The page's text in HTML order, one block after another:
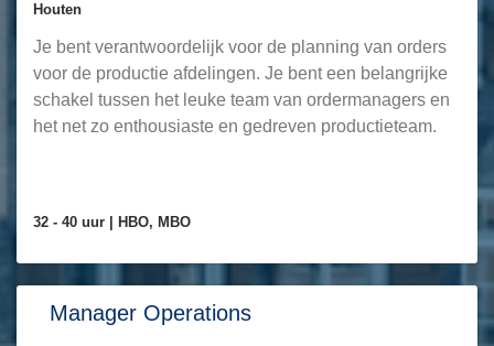
Houten
Je bent verantwoordelijk voor de planning van orders
voor de productie afdelingen. Je bent een belangrijke
schakel tussen het leuke team van ordermanagers en
het net zo enthousiaste en gedreven productieteam.
32 - 40 uur | HBO, MBO
Manager Operations